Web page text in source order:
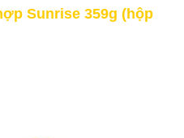
Sunrise 359g (hộp